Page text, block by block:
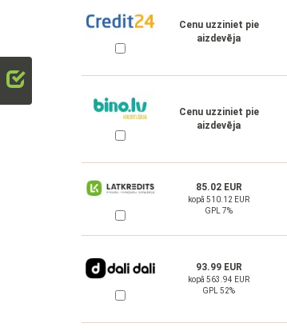
Cenu uzziniet pie
aizdevēja
Cenu uzziniet pie
aizdevēja
85.02 EUR
kopā 510.12 EUR
GPL 7%
93.99 EUR
kopā 563.94 EUR
GPL 52%